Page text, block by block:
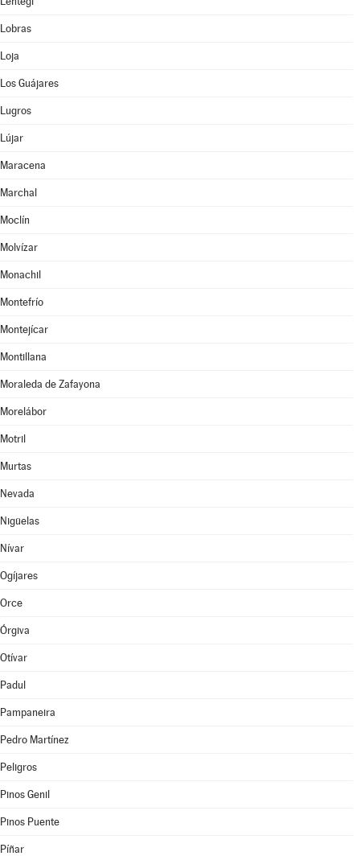
Lobras
Loja
Los Guájares
Lugros
Lújar
Maracena
Marchal
Moclín
Molvízar
Monachil
Montefrío
Montejícar
Montillana
Moraleda de Zafayona
Morelábor
Motril
Murtas
Nevada
Nigüelas
Nívar
Ogíjares
Orce
Órgiva
Otívar
Padul
Pampaneira
Pedro Martínez
Peligros
Pinos Genil
Pinos Puente
Píñar